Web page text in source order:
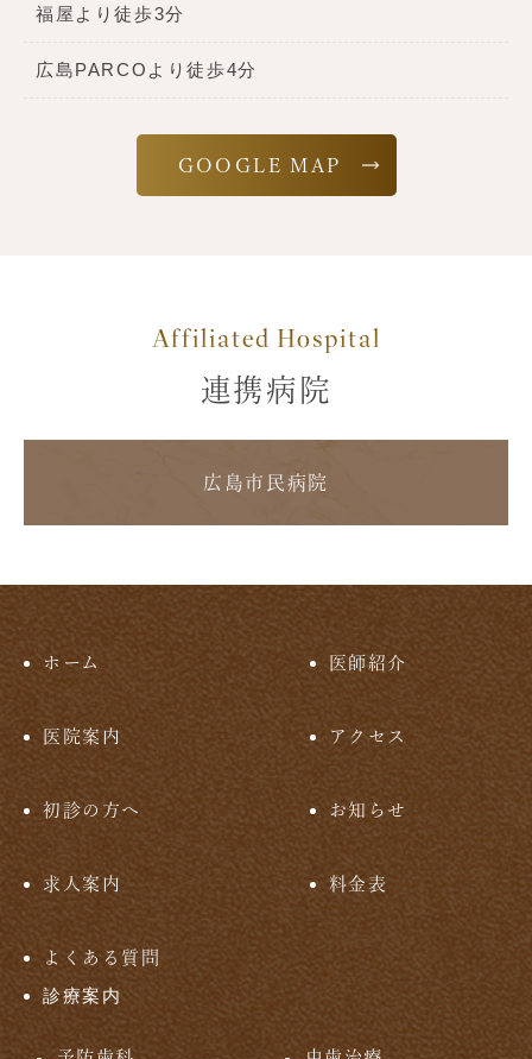
福屋より徒歩3分
広島PARCOより徒歩4分
GOOGLE MAP
Affiliated Hospital
連携病院
広島市民病院
ホーム 医師紹介
医院案内 アクセス
初診の方へ お知らせ
求人案内 料金表
よくある質問
診療案内